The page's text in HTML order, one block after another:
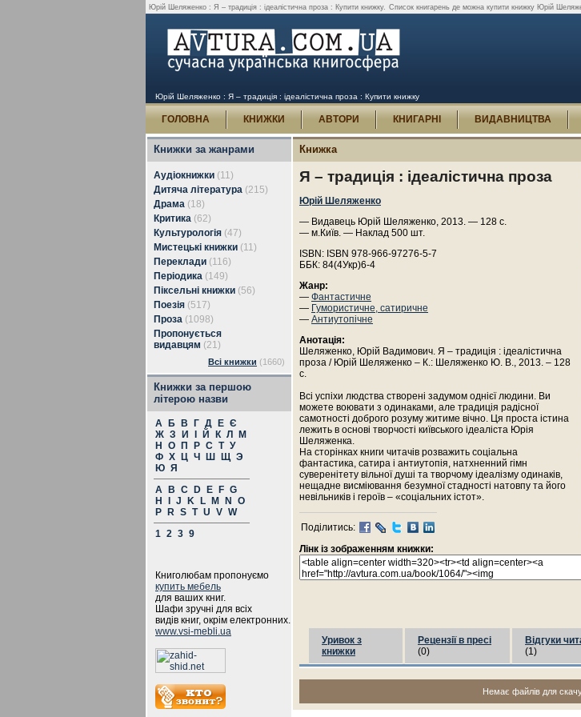
Юрій Шеляженко : Я – традиція : ідеалістична проза : Купити книжку. Список книгарень де можна купити книжку Юрій
Юрій Шеляженко : Я – традиція : ідеалістична проза : Купити книжку
ГОЛОВНА КНИЖКИ АВТОРИ КНИГАРНІ ВИДАВНИЦТВА
Книжки за жанрами
Аудіокнижки (11)
Дитяча література (215)
Драма (18)
Критика (62)
Культурологія (47)
Мистецькі книжки (11)
Переклади (116)
Періодика (149)
Піксельні книжки (56)
Поезія (517)
Проза (1098)
Пропонується
видавцям (21)
Всі книжки (1660)
Книжки за першою
літерою назви
А Б В Г Д Е Є
Ж З И Й К Л
М
Н
О П Р С Т У
Ф Х Ц Ч Ш Щ Э
Ю Я
A
B C D E F G
H
J K L M N
O
P
R S T U V W
1 2 3 9
Книголюбам пропонуємо
купить мебель
для ваших книг.
Шафи зручні для всіх
видів книг, окрім електронних.
www.vsi-mebli.ua
Книжка
Я – традиція : ідеалістична проза
Юрій Шеляженко
— Видавець Юрій Шеляженко, 2013. — 128 с.
— м.Київ. — Наклад 500 шт.
ISBN: ISBN 978-966-97276-5-7
ББК: 84(4Укр)6-4
Жанр:
— Фантастичне
— Гумористичне, сатиричне
— Антиутопічне
Анотація:
Шеляженко, Юрій Вадимович. Я – традиція : ідеалістична
проза / Юрій Шеляженко – К.: Шеляженко Ю. В., 2013. – 128
с.
Всі успіхи людства створені задумом однієї людини. Ви
можете воювати з одинаками, але традиція радісної
самотності доброго розуму житиме вічно. Ця проста істина
лежить в основі творчості київського ідеаліста Юрія
Шеляженка.
На сторінках книги читачів розважить соціальна
фантастика, сатира і антиутопія, натхненний гімн
суверенітету вільної душі та творчому ідеалізму одинаків,
нещадне висміювання безумної стадності натовпу та його
невільників і героїв – «соціальних істот».
Поділитись:
Лінк із зображенням книжки:
Уривок з
книжки
Рецензії в пресі
(0)
Відгуки
(1)
Немає файлів для